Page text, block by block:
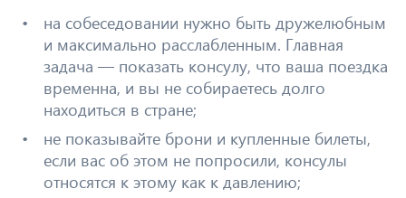
на собеседовании нужно быть дружелюбным
и максимально расслабленным. Главная
задача — показать консулу, что ваша поездка
временна, и вы не собираетесь долго
находиться в стране;
не показывайте брони и купленные билеты,
если вас об этом не попросили, консулы
относятся к этому как к давлению;